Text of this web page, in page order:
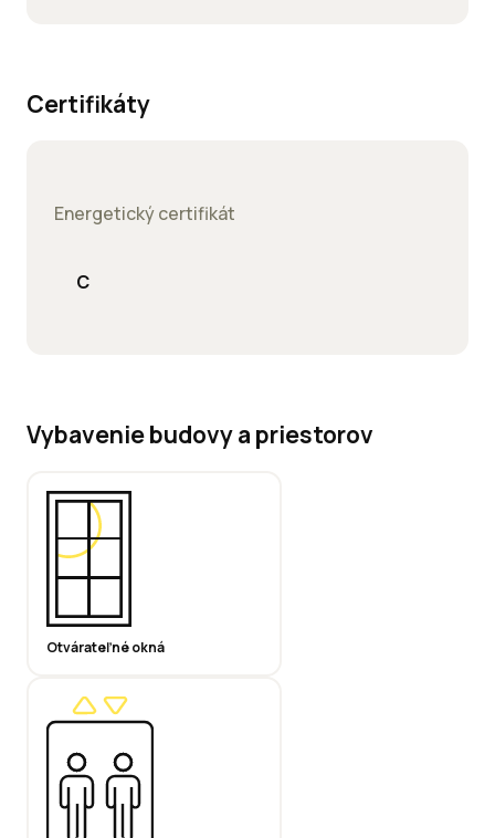
Certifikáty
Energetický certifikát
C
Vybavenie budovy a priestorov
Otvárateľné okná